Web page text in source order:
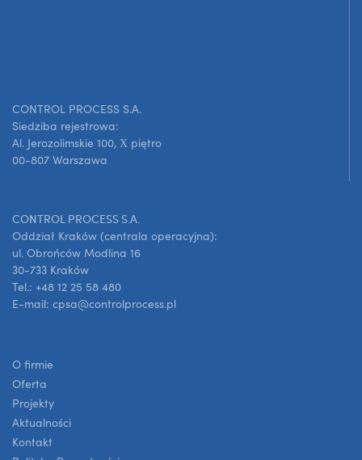
CONTROL PROCESS S.A.
Siedziba rejestrowa:
Al. Jerozolimskie 100, X piętro
00-807 Warszawa
CONTROL PROCESS S.A.
Oddział Kraków (centrala operacyjna):
ul. Obrońców Modlina 16
30-733 Kraków
Tel.: +48 12 25 58 480
E-mail: cpsa@controlprocess.pl
O firmie
Oferta
Projekty
Aktualności
Kontakt